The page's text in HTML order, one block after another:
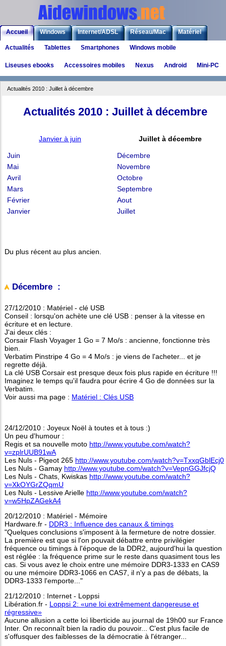
Accueil Windows Internet/ADSL Réseau/Mac Matériel
Logiciels Liens Jeux
Actualités Tablettes Smartphones Windows mobile
Liseuses ebooks Accessoires mobiles Nexus Android Mini-PC
Actualités 2010 : Juillet à décembre
Actualités 2010 : Juillet à décembre
Janvier à juin
Juin
Mai
Avril
Mars
Février
Janvier
Juillet à décembre
Décembre
Novembre
Octobre
Septembre
Aout
Juillet
Du plus récent au plus ancien.
Décembre :
27/12/2010 : Matériel - clé USB
Conseil : lorsqu'on achète une clé USB : penser à la vitesse en
écriture et en lecture.
J'ai deux clés :
Corsair Flash Voyager 1 Go = 7 Mo/s : ancienne, fonctionne très
bien.
Verbatim Pinstripe 4 Go = 4 Mo/s : je viens de l'acheter... et je
regrette déjà.
La clé USB Corsair est presque deux fois plus rapide en écriture !!!
Imaginez le temps qu'il faudra pour écrire 4 Go de données sur la
Verbatim.
Voir aussi ma page : Matériel : Clés USB
24/12/2010 : Joyeux Noël à toutes et à tous :)
Un peu d'humour :
Regis et sa nouvelle moto http://www.youtube.com/watch?
v=zplrUUB91wA
Les Nuls - Pigeot 265 http://www.youtube.com/watch?v=TxxqGblEcj0
Les Nuls - Gamay http://www.youtube.com/watch?v=VepnGGJfcjQ
Les Nuls - Chats, Kwiskas http://www.youtube.com/watch?
v=XkOYGrZQqmU
Les Nuls - Lessive Arielle http://www.youtube.com/watch?
v=w5HpZAGekA4
20/12/2010 : Matériel - Mémoire
Hardware.fr - DDR3 : Influence des canaux & timings
"Quelques conclusions s'imposent à la fermeture de notre dossier.
La première est que si l'on pouvait débattre entre privilégier
fréquence ou timings à l'époque de la DDR2, aujourd'hui la question
est réglée : la fréquence prime sur le reste dans quasiment tous les
cas. Si vous avez le choix entre une mémoire DDR3-1333 en CAS9
ou une mémoire DDR3-1066 en CAS7, il n'y a pas de débats, la
DDR3-1333 l'emporte..."
21/12/2010 : Internet - Loppsi
Libération.fr - Loppsi 2: «une loi extrêmement dangereuse et
régressive»
Aucune allusion a cette loi liberticide au journal de 19h00 sur France
Inter. On reconnaît bien la radio du pouvoir... C'est plus facile de
s'offusquer des faiblesses de la démocratie à l'étranger...